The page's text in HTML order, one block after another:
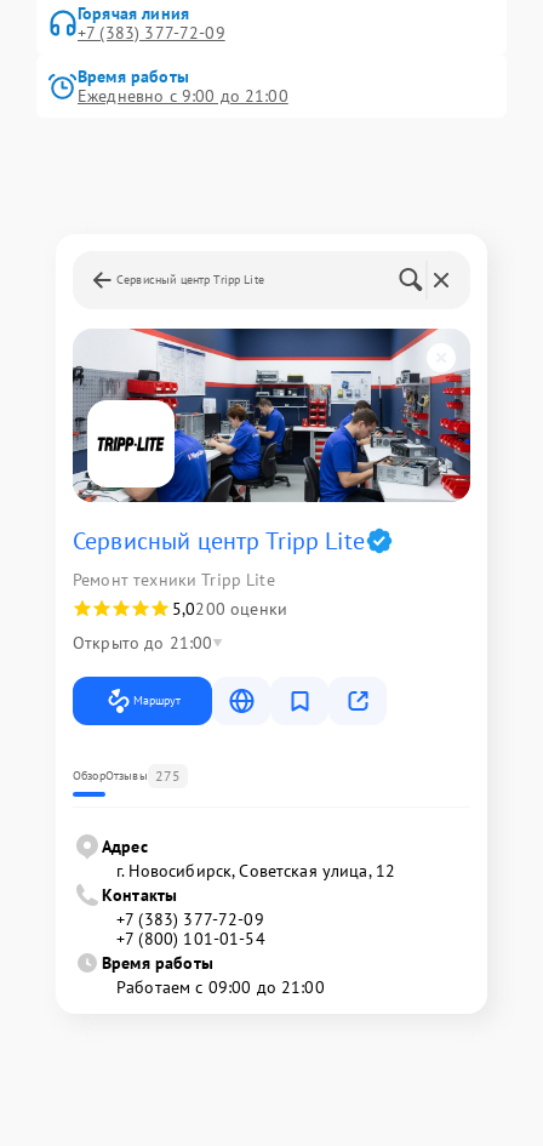
Горячая линия
+7 (383) 377-72-09
Время работы
Ежедневно с 9:00 до 21:00
Сервисный центр Tripp Lite
Сервисный центр Tripp Lite
Ремонт техники Tripp Lite
5,0200 оценки
Открыто до 21:00
Маршрут
ОбзорОтзывы 275
Адрес
г. Новосибирск, Советская улица, 12
Контакты
+7 (383) 377-72-09
+7 (800) 101-01-54
Время работы
Работаем с 09:00 до 21:00